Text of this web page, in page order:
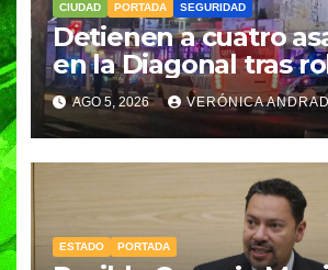
CIUDAD PORTADA SEGURIDAD
Detienen a cuatro
en la Diagonal tras
Coppel en el Centro
Puebla; recuperan
aseguran un arma
AGO 5, 2026 VERÓNICA
ESTADO PORTADA